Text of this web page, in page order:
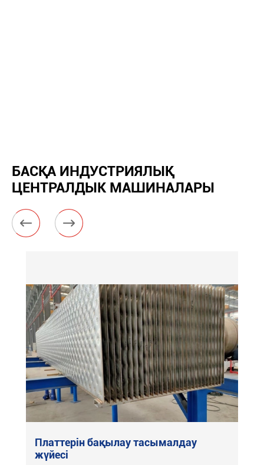
БАСҚА ИНДУСТРИЯЛЫҚ
ЦЕНТРАЛДЫК МАШИНАЛАРЫ
 
Платтерін бақылау тасымалдау
жүйесі